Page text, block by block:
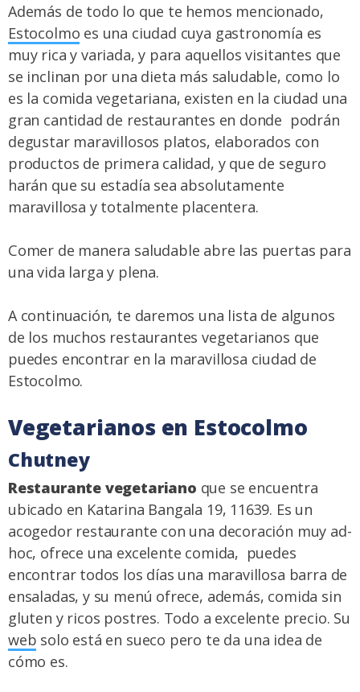
Además de todo lo que te hemos mencionado,
Estocolmo es una ciudad cuya gastronomía es
muy rica y variada, y para aquellos visitantes que
se inclinan por una dieta más saludable, como lo
es la comida vegetariana, existen en la ciudad una
gran cantidad de restaurantes en donde podrán
degustar maravillosos platos, elaborados con
productos de primera calidad, y que de seguro
harán que su estadía sea absolutamente
maravillosa y totalmente placentera.
Comer de manera saludable abre las puertas para
una vida larga y plena.
A continuación, te daremos una lista de algunos
de los muchos restaurantes vegetarianos que
puedes encontrar en la maravillosa ciudad de
Estocolmo.
Vegetarianos en Estocolmo
Chutney
Restaurante vegetariano que se encuentra
ubicado en Katarina Bangala 19, 11639. Es un
acogedor restaurante con una decoración muy ad-
hoc, ofrece una excelente comida, puedes
encontrar todos los días una maravillosa barra de
ensaladas, y su menú ofrece, además, comida sin
gluten y ricos postres. Todo a excelente precio. Su
web solo está en sueco pero te da una idea de
cómo es.